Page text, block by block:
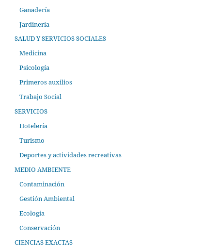
Ganadería
Jardinería
SALUD Y SERVICIOS SOCIALES
Medicina
Psicología
Primeros auxilios
Trabajo Social
SERVICIOS
Hotelería
Turismo
Deportes y actividades recreativas
MEDIO AMBIENTE
Contaminación
Gestión Ambiental
Ecología
Conservación
CIENCIAS EXACTAS